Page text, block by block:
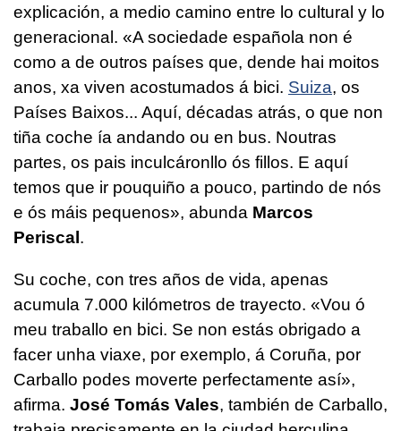
explicación, a medio camino entre lo cultural y lo
generacional. «A sociedade española non é
como a de outros países que, dende hai moitos
anos, xa viven acostumados á bici. Suiza, os
Países Baixos... Aquí, décadas atrás, o que non
tiña coche ía andando ou en bus. Noutras
partes, os pais inculcáronllo ós fillos. E aquí
temos que ir pouquiño a pouco, partindo de nós
e ós máis pequenos», abunda Marcos
Periscal.
Su coche, con tres años de vida, apenas
acumula 7.000 kilómetros de trayecto. «Vou ó
meu traballo en bici. Se non estás obrigado a
facer unha viaxe, por exemplo, á Coruña, por
Carballo podes moverte perfectamente así»,
afirma. José Tomás Vales, también de Carballo,